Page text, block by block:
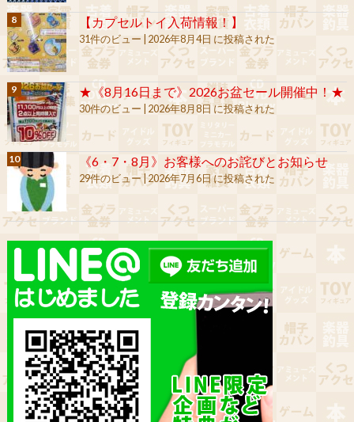
【カプセルトイ入荷情報！】
31件のビュー 2026年8月4日 に投稿された
★《8月16日まで》2026お盆セール開催中！★
30件のビュー 2026年8月8日 に投稿された
《6・7・8月》お客様へのお詫びとお知らせ
29件のビュー|2026年7月6日 に投稿された